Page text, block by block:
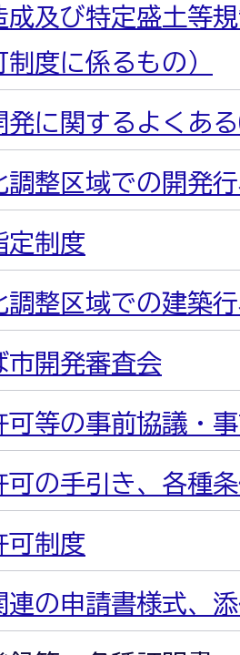
成及び特定盛土等
制度に係るもの）
発に関するよくある
調整区域での開発
定制度
調整区域での建築
市開発審査会
可等の事前協議・
可の手引き、各種
可制度
連の申請書様式、